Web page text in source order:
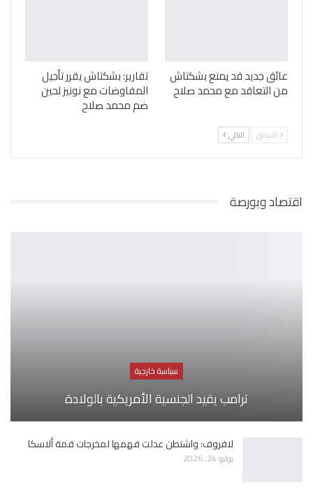
عائق جديد قد يمنع بشكتاش
من التعاقد مع محمد صلاح
تقارير: بشكتاش يقرر تأجيل
المفاوضات مع نونيز لحين
ضم محمد صلاح
السابق التالي
اقتصاد وبورصة
سياسة خارجية
ترامب يقيد الجنسية الأمريكية بالولادة
لافروف: واشنطن عدلت فهمها لمخرجات قمة ألاسكا
يوليو 24, 2026